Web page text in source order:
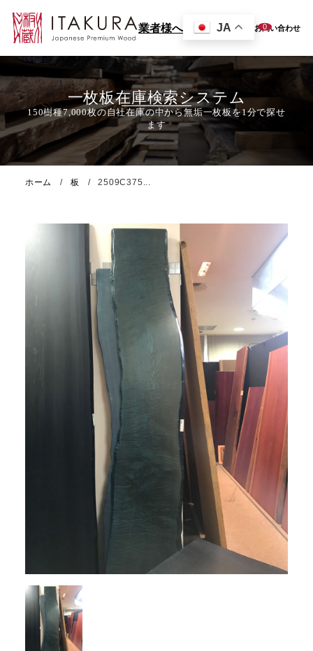
業者様へ JA 0
お問い合わせ
一枚板在庫検索システム
ホーム 板 2509C375...